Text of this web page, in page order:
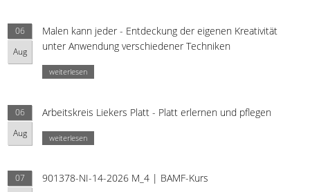
06
Aug
Malen kann jeder - Entdeckung der eigenen Kreativität
unter Anwendung verschiedener Techniken
weiterlesen
06
Aug
Arbeitskreis Liekers Platt - Platt erlernen und pflegen
weiterlesen
07
901378-NI-14-2026 M_4 | BAMF-Kurs